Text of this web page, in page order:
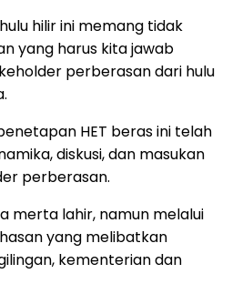
hilir ini memang tidak
yang harus kita jawab
perberasan dari hulu
HET beras ini telah
diskusi, dan masukan
perberasan.
merta lahir, namun melalui
yang melibatkan
kementerian dan